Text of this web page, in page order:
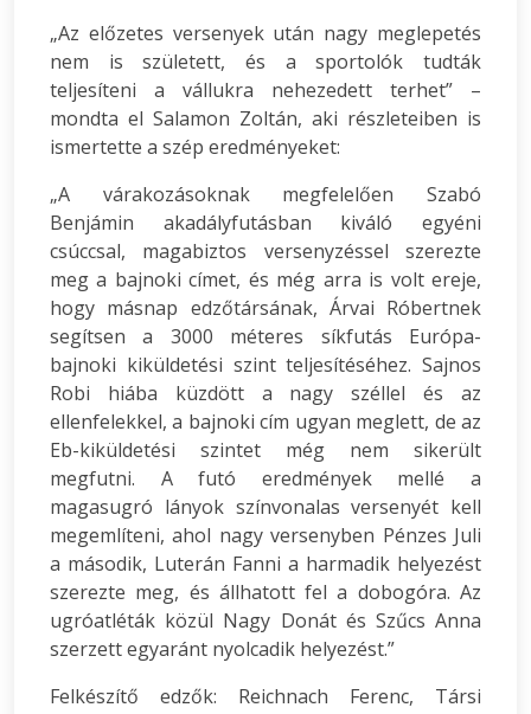
„Az előzetes versenyek után nagy meglepetés
nem is született, és a sportolók tudták
teljesíteni a vállukra nehezedett terhet” –
mondta el Salamon Zoltán, aki részleteiben is
ismertette a szép eredményeket:
„A várakozásoknak megfelelően Szabó
Benjámin akadályfutásban kiváló egyéni
csúccsal, magabiztos versenyzéssel szerezte
meg a bajnoki címet, és még arra is volt ereje,
hogy másnap edzőtársának, Árvai Róbertnek
segítsen a 3000 méteres síkfutás Európa-
bajnoki kiküldetési szint teljesítéséhez. Sajnos
Robi hiába küzdött a nagy széllel és az
ellenfelekkel, a bajnoki cím ugyan meglett, de az
Eb-kiküldetési szintet még nem sikerült
megfutni. A futó eredmények mellé a
magasugró lányok színvonalas versenyét kell
megemlíteni, ahol nagy versenyben Pénzes Juli
a második, Luterán Fanni a harmadik helyezést
szerezte meg, és állhatott fel a dobogóra. Az
ugróatléták közül Nagy Donát és Szűcs Anna
szerzett egyaránt nyolcadik helyezést.”
Felkészítő edzők: Reichnach Ferenc, Társi